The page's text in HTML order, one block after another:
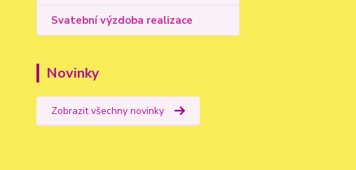
Svatební výzdoba realizace
Novinky
Zobrazit všechny novinky